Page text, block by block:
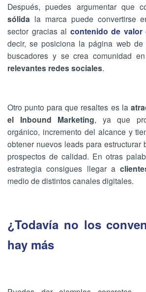
Después, puedes argumentar que
sólida la marca puede convertirse
sector gracias al contenido de valor
decir, se posiciona la página web
buscadores y se crea comunidad
relevantes redes sociales.
Otro punto para que resaltes es la
el Inbound Marketing, ya que
orgánico, incremento del alcance y
obtener nuevos leads para estructurar
prospectos de calidad. En otras
estrategia consigues llegar a
medio de distintos canales digitales.
¿Todavía no los
hay más